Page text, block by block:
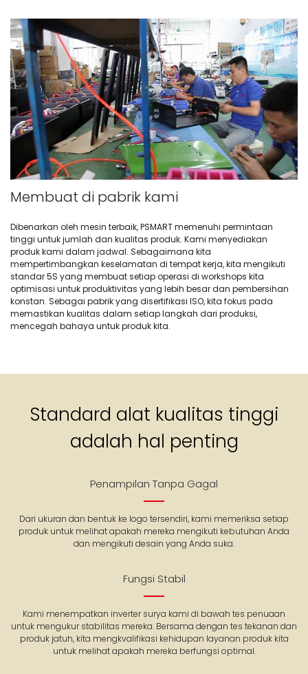
Membuat di pabrik kami
Dibenarkan oleh mesin terbaik, PSMART memenuhi permintaan
tinggi untuk jumlah dan kualitas produk. Kami menyediakan
produk kami dalam jadwal. Sebagaimana kita
mempertimbangkan keselamatan di tempat kerja, kita mengikuti
standar 5S yang membuat setiap operasi di workshops kita
optimisasi untuk produktivitas yang lebih besar dan pembersihan
konstan. Sebagai pabrik yang disertifikasi ISO, kita fokus pada
memastikan kualitas dalam setiap langkah dari produksi,
mencegah bahaya untuk produk kita.
Standard alat kualitas tinggi
adalah hal penting
Penampilan Tanpa Gagal
Dari ukuran dan bentuk ke logo tersendiri, kami memeriksa setiap
produk untuk melihat apakah mereka mengikuti kebutuhan Anda
dan mengikuti desain yang Anda suka.
Fungsi Stabil
Kami menempatkan inverter surya kami di bawah tes penuaan
untuk mengukur stabilitas mereka. Bersama dengan tes tekanan dan
produk jatuh, kita mengkvalifikasi kehidupan layanan produk kita
untuk melihat apakah mereka berfungsi optimal.